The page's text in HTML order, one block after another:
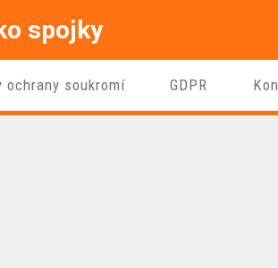
spojky
ochrany soukromí GDPR